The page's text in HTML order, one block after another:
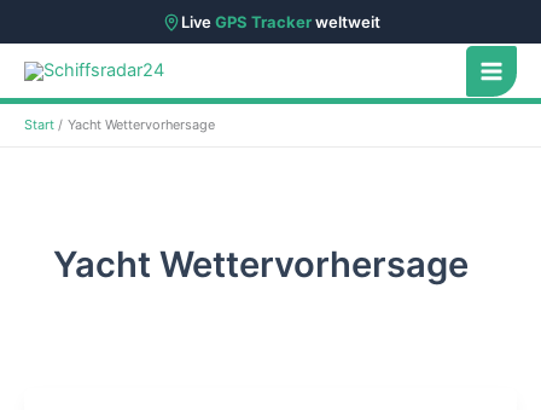
LiveGPS Trackerweltweit
Zum
Inhalt
springen
Start Yacht Wettervorhersage
Yacht Wettervorhersage